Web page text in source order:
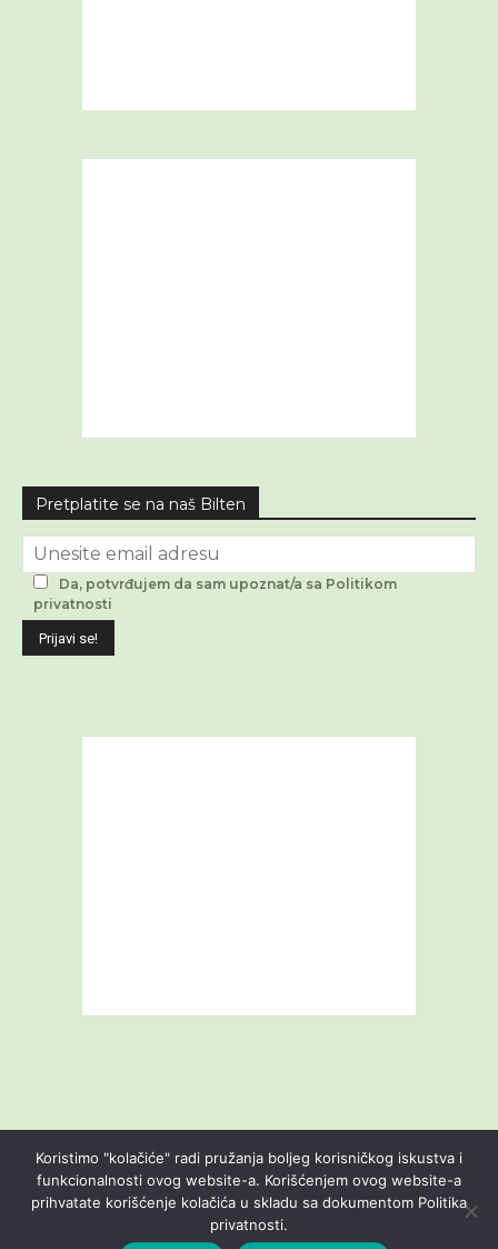
Pretplatite se na naš Bilten
Da, potvrđujem da sam upoznat/a sa Politikom
privatnosti
Livestream Blog O nama
Kontakt
Uslovi korišćenja
Politika privatnosti
Koristimo "kolačiće" radi pružanja boljeg korisničkog iskustva i
funkcionalnosti ovog website-a. Korišćenjem ovog website-a
prihvatate korišćenje kolačića u skladu sa dokumentom Politika
privatnosti.